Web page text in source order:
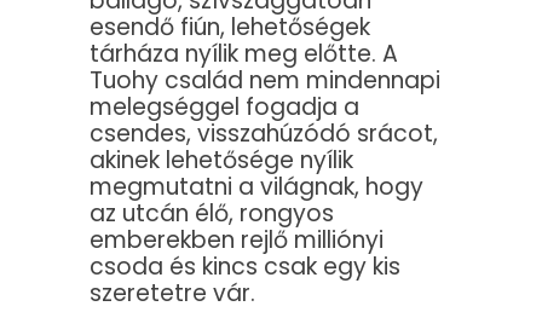
esendő fiún, lehetőségek
tárháza nyílik meg előtte. A
Tuohy család nem mindennapi
melegséggel fogadja a
csendes, visszahúzódó srácot,
akinek lehetősége nyílik
megmutatni a világnak, hogy
az utcán élő, rongyos
emberekben rejlő milliónyi
csoda és kincs csak egy kis
szeretetre vár.